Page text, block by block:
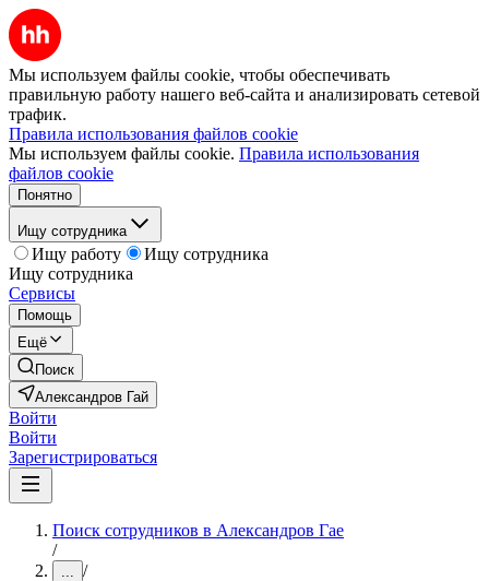
Мы используем файлы cookie, чтобы обеспечивать
правильную работу нашего веб-сайта и анализировать сетевой
трафик.
Правила использования файлов cookie
Мы используем файлы cookie. Правила использования
файлов cookie
Понятно
Ищу сотрудника
Ищу работу
Ищу сотрудника
Ищу сотрудника
Сервисы
Помощь
Ещё
Поиск
Александров Гай
Войти
Войти
Зарегистрироваться
Поиск сотрудников в Александров Гае
/
... /